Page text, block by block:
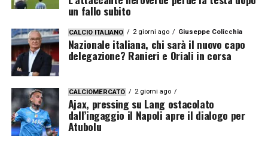
un fallo subito
CALCIO ITALIANO 2 giorni ago Giuseppe Colicchia
Nazionale italiana, chi sarà il nuovo capo
delegazione? Ranieri e Oriali in corsa
CALCIOMERCATO 2 giorni ago
Ajax, pressing su Lang ostacolato
dall’ingaggio il Napoli apre il dialogo per
Atubolu